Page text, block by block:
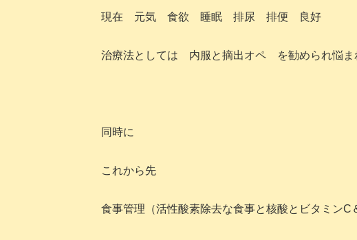
現在 元気 食欲 睡眠 排尿 排便 良好
治療法としては 内服と摘出オペ を勧められ悩ま
同時に
これから先
食事管理（活性酸素除去な食事と核酸とビタミンC